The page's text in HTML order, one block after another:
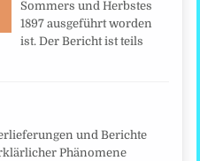
Sommers und Herbstes
1897 ausgeführt worden
ist. Der Bericht ist teils
und Berichte
Phänomene